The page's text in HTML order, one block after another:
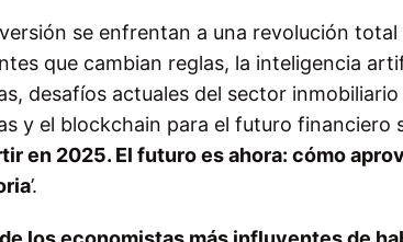
se enfrentan a una revolución
que cambian reglas, la inteligencia
desafíos actuales del sector inmobiliario
y el blockchain para el futuro financiero
en 2025. El futuro es ahora: cómo
’.